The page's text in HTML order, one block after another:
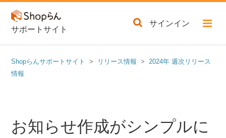
サポートサイト
サインイン
Shopらんサポートサイト リリース情報
2024年 週次リリース
情報
お知らせ作成がシンプルに